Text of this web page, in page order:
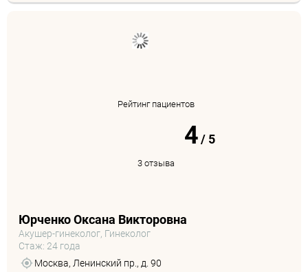
Рейтинг пациентов
4/5
3 отзыва
Юрченко Оксана Викторовна
Акушер-гинеколог, Гинеколог
Стаж: 24 года
Москва, Ленинский пр., д. 90